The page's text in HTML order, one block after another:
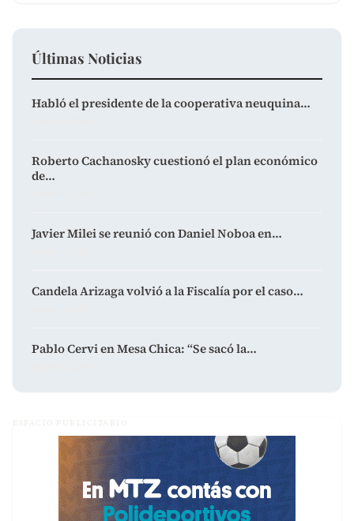
Últimas Noticias
Habló el presidente de la cooperativa neuquina…
Roberto Cachanosky cuestionó el plan económico
de…
Javier Milei se reunió con Daniel Noboa en…
Candela Arizaga volvió a la Fiscalía por el caso…
Pablo Cervi en Mesa Chica: “Se sacó la…
ESPACIO PUBLICITARIO